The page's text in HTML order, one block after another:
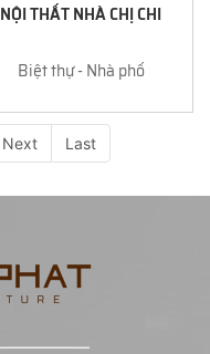
NỘI THẤT NHÀ CHỊ CHI
Biệt thự - Nhà phố
Next Last